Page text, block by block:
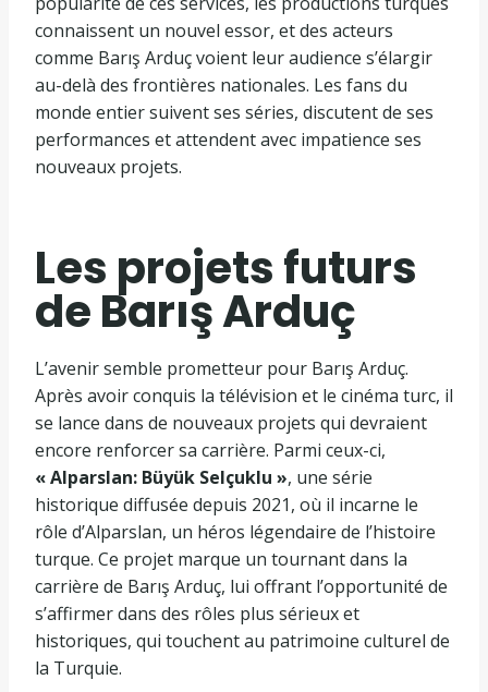
connaissent un nouvel essor, et des acteurs
comme Barış Arduç voient leur audience s’élargir
au-delà des frontières nationales. Les fans du
monde entier suivent ses séries, discutent de ses
performances et attendent avec impatience ses
nouveaux projets.
Les projets futurs
de Barış Arduç
L’avenir semble prometteur pour Barış Arduç.
Après avoir conquis la télévision et le cinéma turc, il
se lance dans de nouveaux projets qui devraient
encore renforcer sa carrière. Parmi ceux-ci,
« Alparslan: Büyük Selçuklu », une série
historique diffusée depuis 2021, où il incarne le
rôle d’Alparslan, un héros légendaire de l’histoire
turque. Ce projet marque un tournant dans la
carrière de Barış Arduç, lui offrant l’opportunité de
s’affirmer dans des rôles plus sérieux et
historiques, qui touchent au patrimoine culturel de
la Turquie.